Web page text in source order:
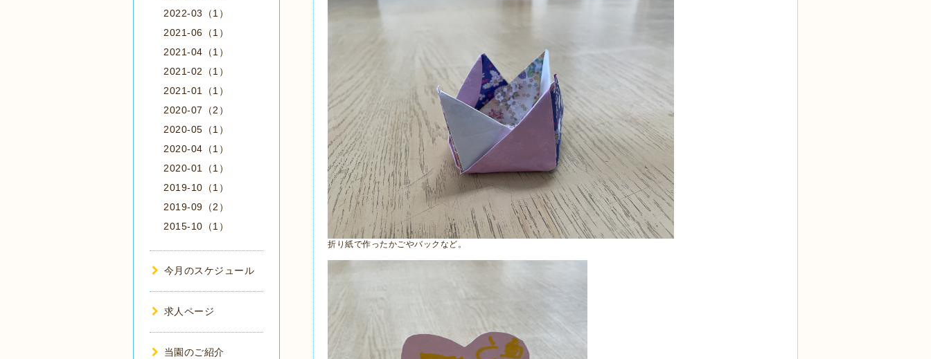
折り紙で作ったかごやバックなど。
2022-03（1）
2021-06（1）
2021-04（1）
2021-02（1）
2021-01（1）
2020-07（2）
2020-05（1）
2020-04（1）
2020-01（1）
2019-10（1）
2019-09（2）
2015-10（1）
今月のスケジュール
求人ページ
当園のご紹介